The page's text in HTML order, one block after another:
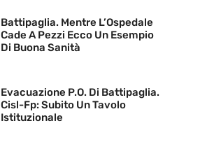
Battipaglia. Mentre L’Ospedale
Cade A Pezzi Ecco Un Esempio
Di Buona Sanità
Evacuazione P.O. Di Battipaglia.
Cisl-Fp: Subito Un Tavolo
Istituzionale